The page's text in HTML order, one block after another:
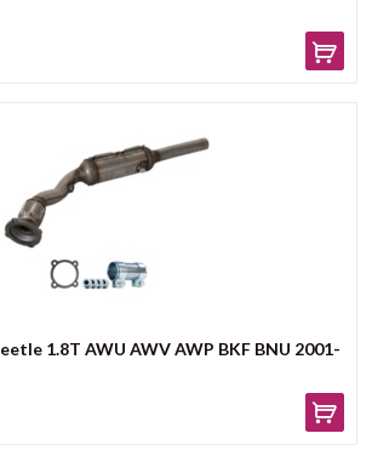
1.8T AWU AWV AWP BKF BNU 2001-